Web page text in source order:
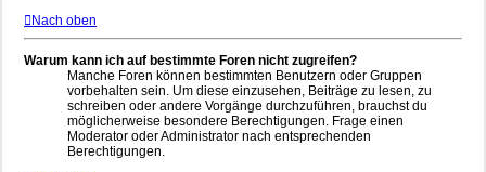
Nach oben
Warum kann ich auf bestimmte Foren nicht zugreifen?
Manche Foren können bestimmten Benutzern oder Gruppen
vorbehalten sein. Um diese einzusehen, Beiträge zu lesen, zu
schreiben oder andere Vorgänge durchzuführen, brauchst du
möglicherweise besondere Berechtigungen. Frage einen
Moderator oder Administrator nach entsprechenden
Berechtigungen.